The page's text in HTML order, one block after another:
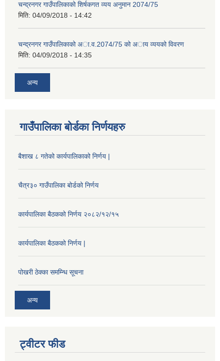
चन्द्रनगर गाउँपालिकाको शिर्षकगत व्यय अनुमान 2074/75
मिति: 04/09/2018 - 14:42
चन्द्रनगर गाउँपालिकाको अा‍‍‍.व.2074/75 को अाय व्ययको विवरण
मिति: 04/09/2018 - 14:35
अन्य
गाउँपालिका बोर्डका निर्णयहरु
बैशाख ८ गतेको कार्यपालिकाको निर्णय |
चैत्र३० गाउँपालिका बोर्डको निर्णय
कार्यपालिका बैठकको निर्णय २०८२/१२/१५
कार्यपालिका बैठकको निर्णय |
पोखरी ठेक्का समम्न्धि सूचना
अन्य
ट्वीटर फीड